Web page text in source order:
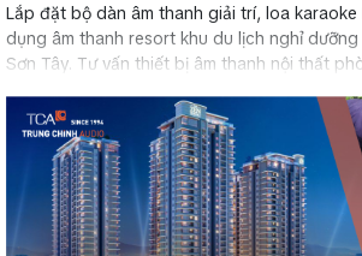
Lắp đặt bộ dàn âm thanh giải trí, loa karaoke
dụng âm thanh resort khu du lịch nghỉ
Sơn Tây. Tư vấn thiết bị âm thanh nội thất